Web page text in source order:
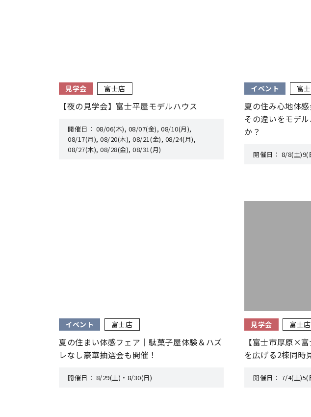
見学会 富士店
【夜の見学会】富士平屋モデルハウス
開催日： 08/06(木), 08/07(金), 08/10(月),
08/17(月), 08/20(木), 08/21(金), 08/24(月),
08/27(木), 08/28(金), 08/31(月)
イベント 富
夏の住み心地体
その違いをモデ
か？
開催日： 8/8(土)9(
イベント 富士店
夏の住まい体感フェア｜駄菓子屋体験＆ハズ
レなし豪華抽選会も開催！
開催日： 8/29(土)・8/30(日)
見学会 富士店
【富士市厚原×
を広げる2棟同時
開催日： 7/4(土)5(